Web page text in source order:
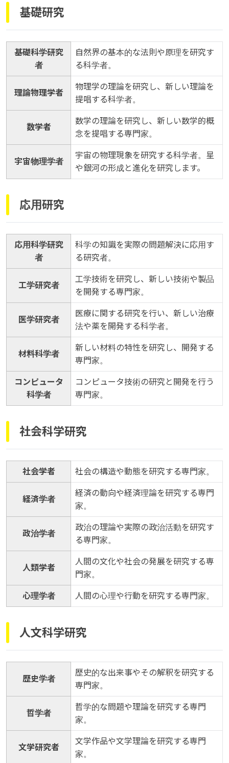
基礎研究
基礎科学研究
者
自然界の基本的な法則や原理を研究す
る科学者。
理論物理学者
物理学の理論を研究し、新しい理論を
提唱する科学者。
数学者
数学の理論を研究し、新しい数学的概
念を提唱する専門家。
宇宙物理学者
宇宙の物理現象を研究する科学者。星
や銀河の形成と進化を研究します。
応用研究
応用科学研究
者
科学の知識を実際の問題解決に応用す
る研究者。
工学研究者
工学技術を研究し、新しい技術や製品
を開発する専門家。
医学研究者
医療に関する研究を行い、新しい治療
法や薬を開発する科学者。
材料科学者
新しい材料の特性を研究し、開発する
専門家。
コンピュータ
科学者
コンピュータ技術の研究と開発を行う
専門家。
社会科学研究
社会学者 社会の構造や動態を研究する専門家。
経済学者
経済の動向や経済理論を研究する専門
家。
政治学者
政治の理論や実際の政治活動を研究す
る専門家。
人類学者
人間の文化や社会の発展を研究する専
門家。
心理学者 人間の心理や行動を研究する専門家。
人文科学研究
歴史学者
歴史的な出来事やその解釈を研究する
専門家。
哲学者
哲学的な問題や理論を研究する専門
家。
文学研究者
文学作品や文学理論を研究する専門
家。